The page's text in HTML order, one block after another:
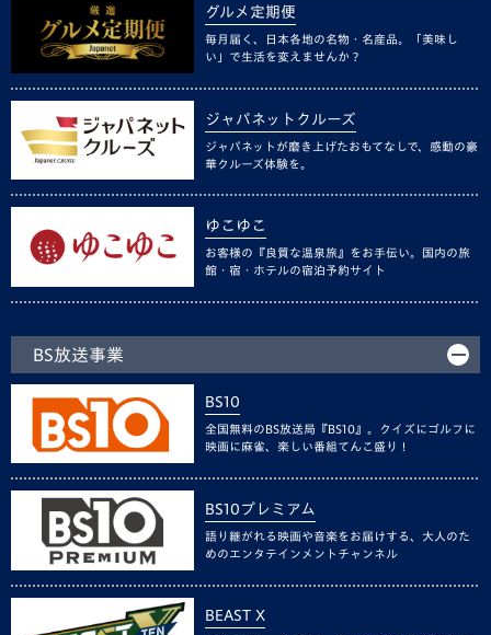
グルメ定期便
毎月届く、日本各地の名物・名産品。「美味し
い」で生活を変えませんか？
ジャパネットクルーズ
ジャパネットが磨き上げたおもてなしで、感動の豪
華クルーズ体験を。
ゆこゆこ
お客様の『良質な温泉旅』をお手伝い。国内の旅
館・宿・ホテルの宿泊予約サイト
BS放送事業
BS10
全国無料のBS放送局『BS10』。クイズにゴルフに
映画に麻雀、楽しい番組てんこ盛り！
BS10プレミアム
語り継がれる映画や音楽をお届けする、大人のた
めのエンタテインメントチャンネル
BEAST X